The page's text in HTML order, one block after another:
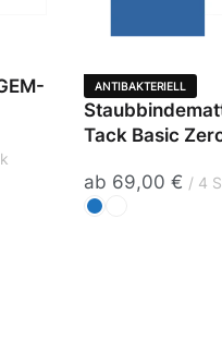
ANTIBAKTERIELL
Tack Basic
ab 69,00 € 4